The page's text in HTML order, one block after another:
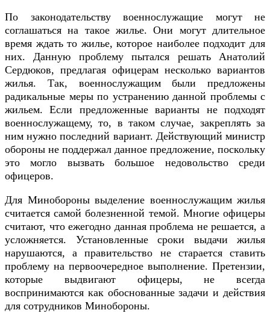
По законодательству военнослужащие могут не
соглашаться на такое жилье. Они могут длительное
время ждать то жилье, которое наиболее подходит для
них. Данную проблему пытался решать Анатолий
Сердюков, предлагая офицерам несколько вариантов
жилья. Так, военнослужащим были предложены
радикальные меры по устранению данной проблемы с
жильем. Если предложенные варианты не подходят
военнослужащему, то, в таком случае, закреплять за
ним нужно последний вариант. Действующий министр
обороны не поддержал данное предложение, поскольку
это могло вызвать большое недовольство среди
офицеров.
Для Минобороны выделение военнослужащим жилья
считается самой болезненной темой. Многие офицеры
считают, что ежегодно данная проблема не решается, а
усложняется. Установленные сроки выдачи жилья
нарушаются, а правительство не старается ставить
проблему на первоочередное выполнение. Претензии,
которые выдвигают офицеры, не всегда
воспринимаются как обоснованные задачи и действия
для сотрудников Минобороны.